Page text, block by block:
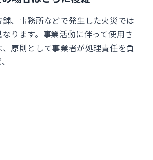
、事務所などで発生した火災では
ります。事業活動に伴って使用さ
原則として事業者が処理責任を負